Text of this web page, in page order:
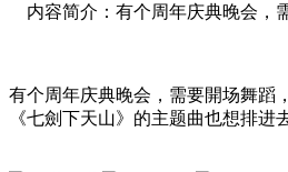
内容简介：有个周年庆典晚会，
有个周年庆典晚会，需要開场舞蹈
《七劍下天山》的主题曲也想排